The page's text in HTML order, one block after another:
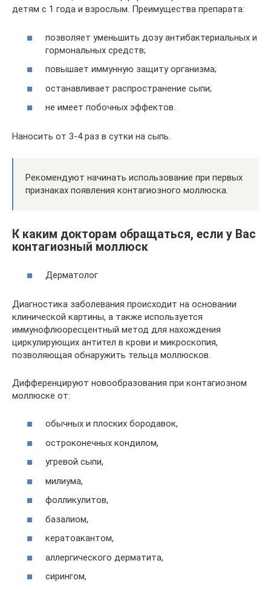
детям с 1 года и взрослым. Преимущества препарата:
позволяет уменьшить дозу антибактериальных и
гормональных средств;
повышает иммунную защиту организма;
останавливает распространение сыпи;
не имеет побочных эффектов.
Наносить от 3-4 раз в сутки на сыпь.
Рекомендуют начинать использование при первых
признаках появления контагиозного моллюска.
К каким докторам обращаться, если у Вас
контагиозный моллюск
Дерматолог
Диагностика заболевания происходит на основании
клинической картины, а также используется
иммунофлюоресцентный метод для нахождения
циркулирующих антител в крови и микроскопия,
позволяющая обнаружить тельца моллюсков.
Дифференцируют новообразования при контагиозном
моллюске от:
обычных и плоских бородавок,
остроконечных кондилом,
угревой сыпи,
милиума,
фолликулитов,
базалиом,
кератоакантом,
аллергического дерматита,
сирингом,